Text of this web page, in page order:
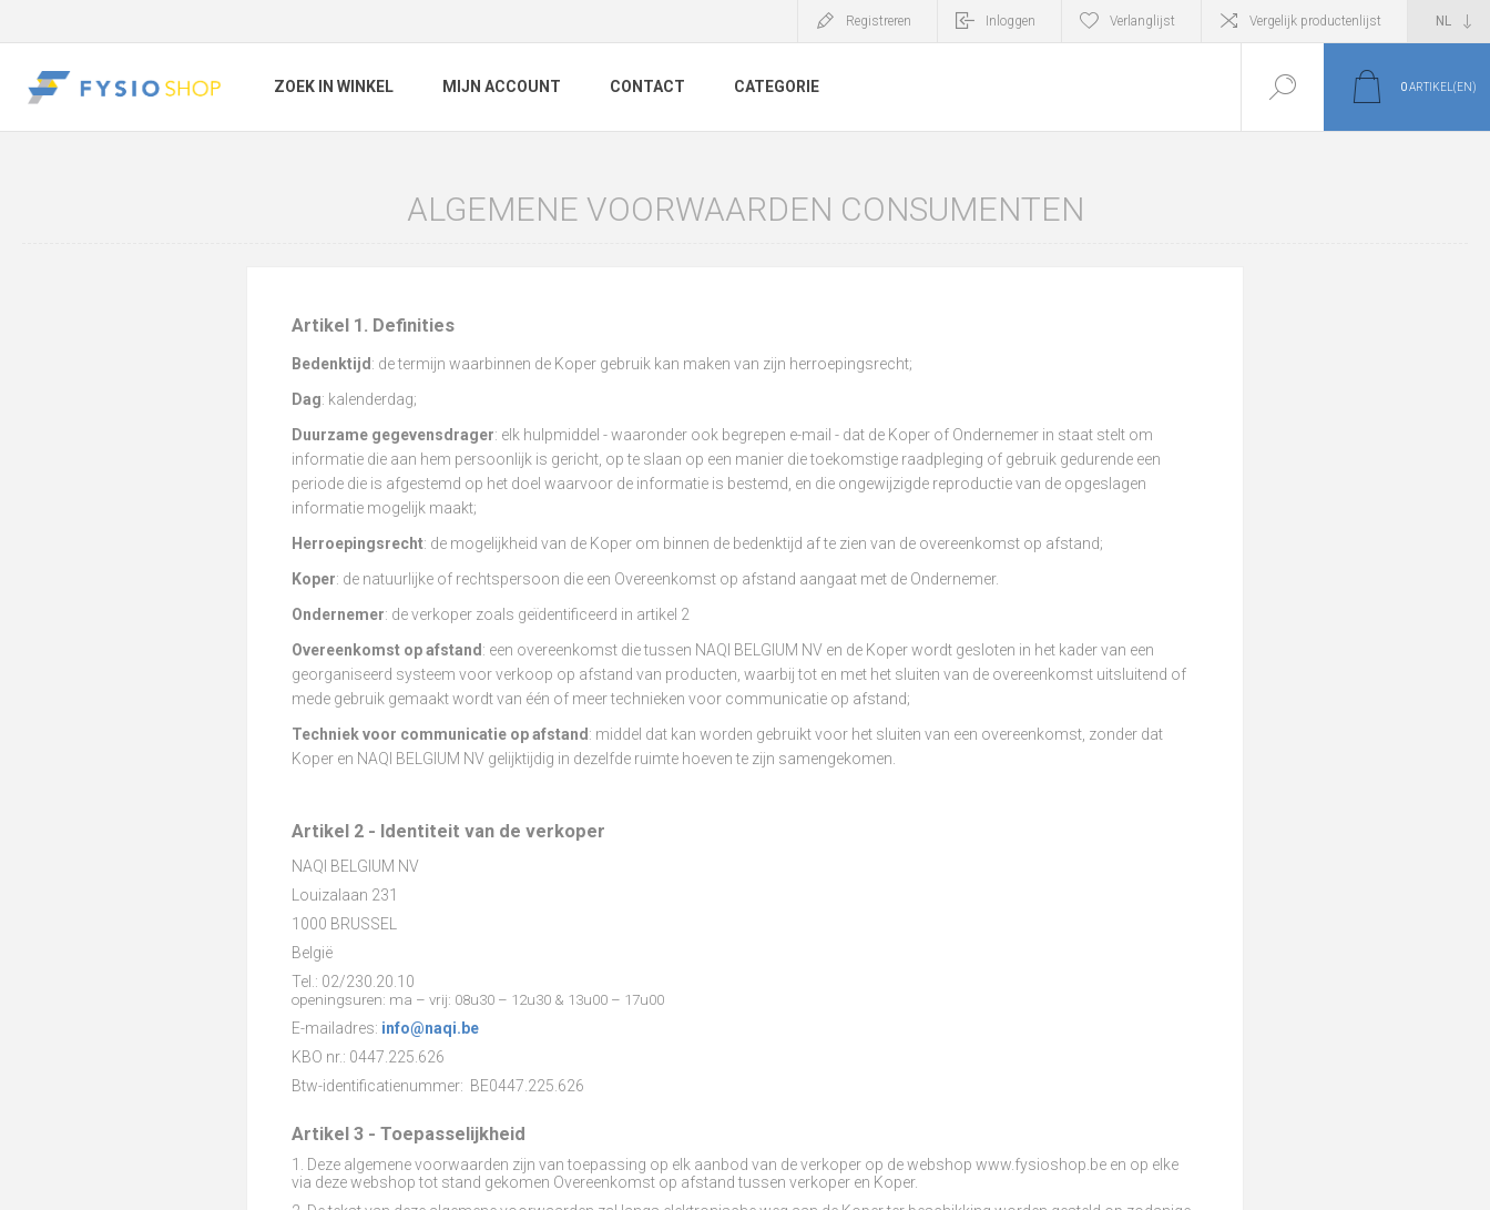
Registreren Inloggen Verlanglijst Vergelijk productenlijst
ZOEK IN WINKEL MIJN ACCOUNT CONTACT CATEGORIE 0ARTIKEL(EN)
ALGEMENE VOORWAARDEN CONSUMENTEN
Artikel 1. Definities
Bedenktijd : de termijn waarbinnen de Koper gebruik kan maken van zijn herroepingsrecht;
Dag: kalenderdag;
Duurzame gegevensdrager: elk hulpmiddel - waaronder ook begrepen e-mail - dat de Koper of Ondernemer in staat stelt om
informatie die aan hem persoonlijk is gericht, op te slaan op een manier die toekomstige raadpleging of gebruik gedurende een
periode die is afgestemd op het doel waarvoor de informatie is bestemd, en die ongewijzigde reproductie van de opgeslagen
informatie mogelijk maakt;
Herroepingsrecht: de mogelijkheid van de Koper om binnen de bedenktijd af te zien van de overeenkomst op afstand;
Koper: de natuurlijke of rechtspersoon die een Overeenkomst op afstand aangaat met de Ondernemer.
Ondernemer: de verkoper zoals geïdentificeerd in artikel 2
Overeenkomst op afstand : een overeenkomst die tussen NAQI BELGIUM NV en de Koper wordt gesloten in het kader van een
georganiseerd systeem voor verkoop op afstand van producten, waarbij tot en met het sluiten van de overeenkomst uitsluitend of
mede gebruik gemaakt wordt van één of meer technieken voor communicatie op afstand;
Techniek voor communicatie op afstand : middel dat kan worden gebruikt voor het sluiten van een overeenkomst, zonder dat
Koper en NAQI BELGIUM NV gelijktijdig in dezelfde ruimte hoeven te zijn samengekomen.
Artikel 2 - Identiteit van de verkoper
NAQI BELGIUM NV
Louizalaan 231
1000 BRUSSEL
België
Tel.: 02/230.20.10
openingsuren: ma – vrij: 08u30 – 12u30 & 13u00 – 17u00
E-mailadres: info@naqi.be
KBO nr.: 0447.225.626
Btw-identificatienummer: BE0447.225.626
Artikel 3 - Toepasselijkheid
1. Deze algemene voorwaarden zijn van toepassing op elk aanbod van de verkoper op de webshop www.fysioshop.be en op elke
via deze webshop tot stand gekomen Overeenkomst op afstand tussen verkoper en Koper.